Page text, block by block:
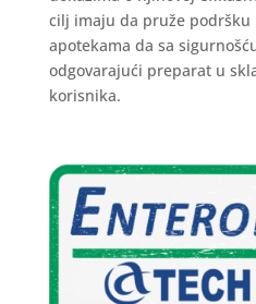
cilj imaju da pruže podršku
apotekama da sa
odgovarajući preparat u
korisnika.